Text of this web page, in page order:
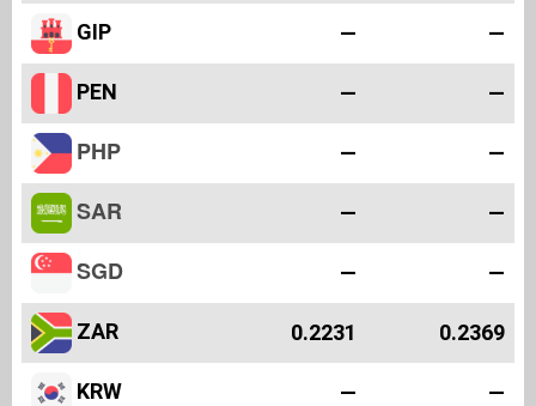
GIP — —
PEN — —
PHP — —
SAR — —
SGD — —
ZAR 0.2231 0.2369
KRW — —